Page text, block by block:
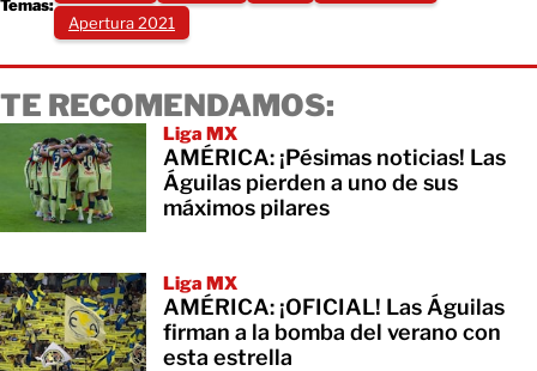
Temas:
Apertura 2021
TE RECOMENDAMOS:
Liga MX
AMÉRICA: ¡Pésimas noticias! Las
Águilas pierden a uno de sus
máximos pilares
Liga MX
AMÉRICA: ¡OFICIAL! Las Águilas
firman a la bomba del verano con
esta estrella